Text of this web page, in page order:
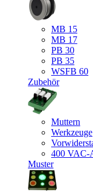
MB 15
MB 17
PB 30
PB 35
WSFB 60
Zubehör
Muttern
Werkzeuge
400 VAC-
Muster